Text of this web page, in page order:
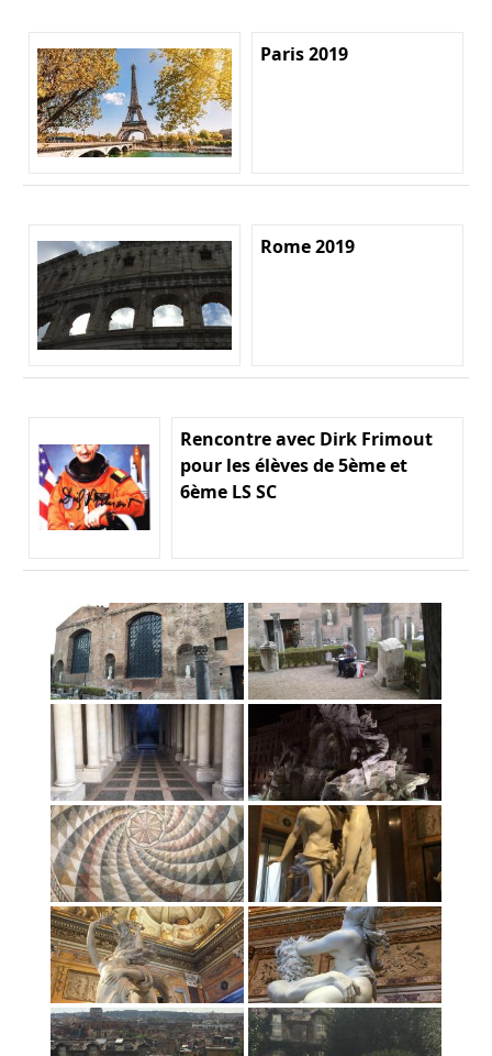
Paris 2019
Rome 2019
Rencontre avec Dirk Frimout
pour les élèves de 5ème et
6ème LS SC